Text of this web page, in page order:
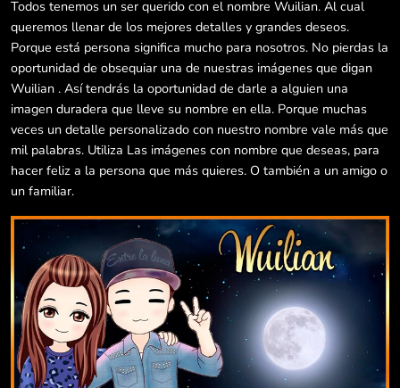
Todos tenemos un ser querido con el nombre Wuilian. Al cual
queremos llenar de los mejores detalles y grandes deseos.
Porque está persona significa mucho para nosotros. No pierdas la
oportunidad de obsequiar una de nuestras imágenes que digan
Wuilian . Así tendrás la oportunidad de darle a alguien una
imagen duradera que lleve su nombre en ella. Porque muchas
veces un detalle personalizado con nuestro nombre vale más que
mil palabras. Utiliza Las imágenes con nombre que deseas, para
hacer feliz a la persona que más quieres. O también a un amigo o
un familiar.